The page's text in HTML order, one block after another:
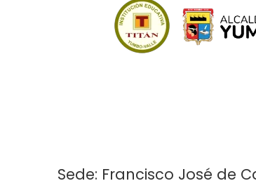
Sede: Francisco José de